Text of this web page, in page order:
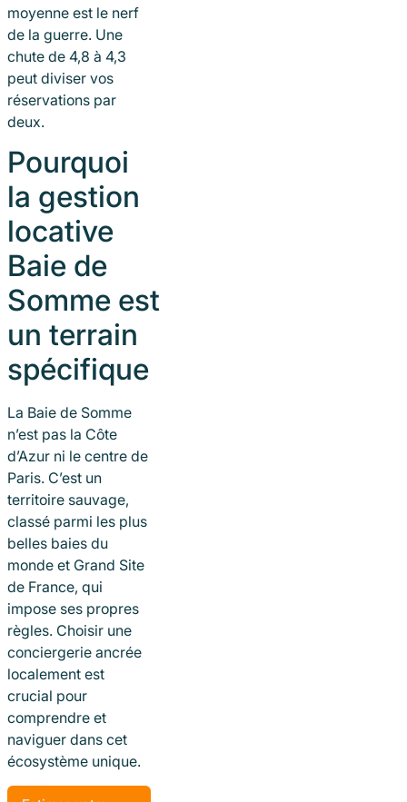
moyenne est le nerf
de la guerre. Une
chute de 4,8 à 4,3
peut diviser vos
réservations par
deux.
Pourquoi
la gestion
locative
Baie de
Somme est
un terrain
spécifique
La Baie de Somme
n’est pas la Côte
d’Azur ni le centre de
Paris. C’est un
territoire sauvage,
classé parmi les plus
belles baies du
monde et Grand Site
de France, qui
impose ses propres
règles. Choisir une
conciergerie ancrée
localement est
crucial pour
comprendre et
naviguer dans cet
écosystème unique.